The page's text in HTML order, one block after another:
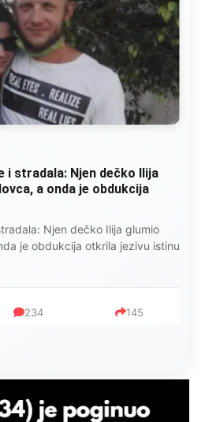
i stradala: Njen dečko Ilija
a onda je obdukcija
Njen dečko Ilija glumio
je obdukcija otkrila jezivu istinu
234 145